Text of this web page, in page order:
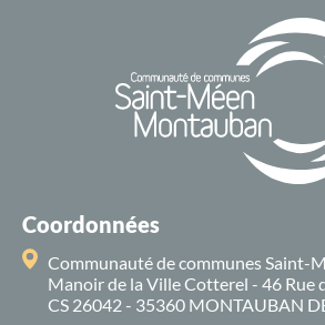
Coordonnées
Communauté de communes Saint-
Manoir de la Ville Cotterel - 46 Rue
CS 26042 - 35360 MONTAUBAN